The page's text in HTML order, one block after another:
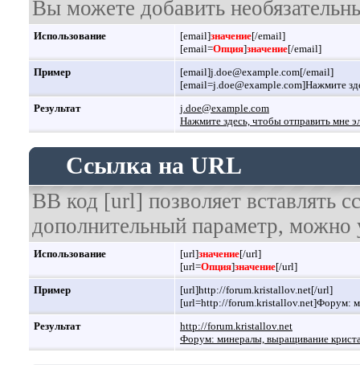
Вы можете добавить
Использование [email]значение[/email]
[email=Опция]значение[/email]
Пример
[email]j.doe@example.com[/email]
[email=j.doe@example.com]Нажмите
Результат
j.doe@example.com
Нажмите здесь, чтобы отправить мне
Ссылка на URL
BB код [url] позволяет вставлять
дополнительный параметр, можно
Использование [url]значение[/url]
[url=Опция]значение[/url]
Пример
[url]http://forum.kristallov.net[/url]
[url=http://forum.kristallov.net]Форум:
Результат
http://forum.kristallov.net
Форум: минералы, выращивание